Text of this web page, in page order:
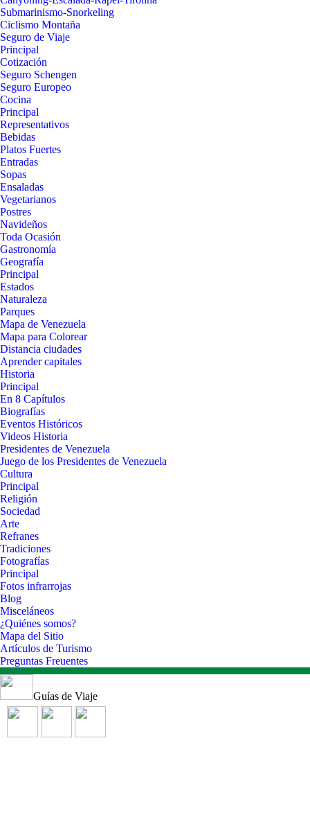
Submarinismo-Snorkeling
Ciclismo Montaña
Seguro de Viaje
Principal
Cotización
Seguro Schengen
Seguro Europeo
Cocina
Principal
Representativos
Bebidas
Platos Fuertes
Entradas
Sopas
Ensaladas
Vegetarianos
Postres
Navideños
Toda Ocasión
Gastronomía
Geografía
Principal
Estados
Naturaleza
Parques
Mapa de Venezuela
Mapa para Colorear
Distancia ciudades
Aprender capitales
Historia
Principal
En 8 Capítulos
Biografías
Eventos Históricos
Videos Historia
Presidentes de Venezuela
Juego de los Presidentes de Venezuela
Cultura
Principal
Religión
Sociedad
Arte
Refranes
Tradiciones
Fotografías
Principal
Fotos infrarrojas
Blog
Misceláneos
¿Quiénes somos?
Mapa del Sitio
Artículos de Turismo
Preguntas Freuentes
Guías de Viaje